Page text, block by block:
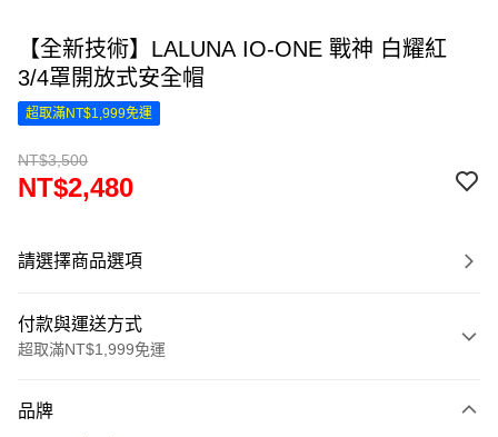
【全新技術】LALUNA IO-ONE 戰神 白耀紅
3/4罩開放式安全帽
超取滿NT$1,999免運
NT$3,500
NT$2,480
請選擇商品選項
付款與運送方式
超取滿NT$1,999免運
信用卡一次付款
品牌